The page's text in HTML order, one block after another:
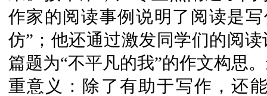
作家的阅读事例说明了阅读是
仿”；他还通过激发同学们的阅
篇题为“不平凡的我”的作文构思
重意义：除了有助于写作，还